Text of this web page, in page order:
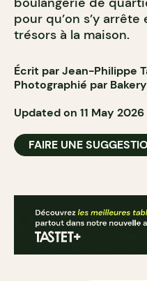
pour qu’on s’y
trésors à la maison.
Écrit par Jean-Philippe
Photographié par
Updated on 11 May 2026
FAIRE UNE